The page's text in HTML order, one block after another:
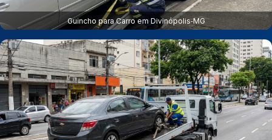
Guincho para Carro em Divinópolis‑MG